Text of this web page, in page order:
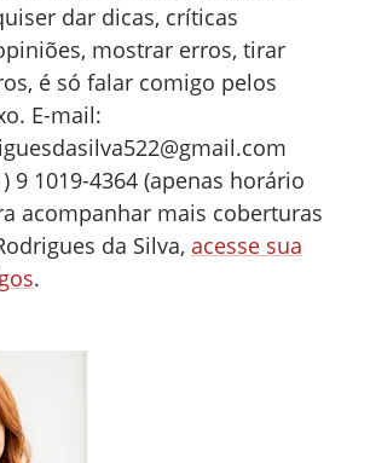
dar dicas, críticas
mostrar erros, tirar
é só falar comigo pelos
E-mail:
9 1019-4364 (apenas horário
acompanhar mais coberturas
da Silva, acesse sua
.